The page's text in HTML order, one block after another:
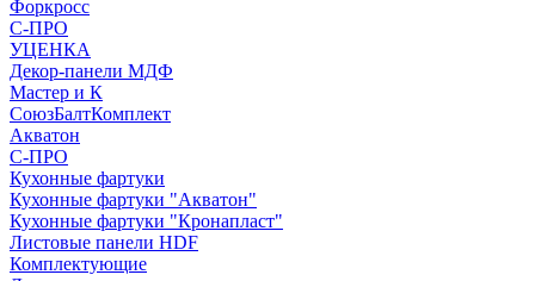
Форкросс
С-ПРО
УЦЕНКА
Декор-панели МДФ
Мастер и К
СоюзБалтКомплект
Акватон
С-ПРО
Кухонные фартуки
Кухонные фартуки "Акватон"
Кухонные фартуки "Кронапласт"
Листовые панели HDF
Комплектующие